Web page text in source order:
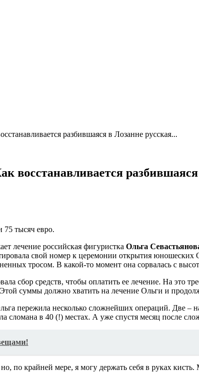
разбившаяся в Лозанне русская...
восстанавливается
75 тысяч евро.
лечение российская фигуристка Ольга
свой номер к церемонии открытия
тросом. В какой-то момент она сорвалась с
сбор средств, чтобы оплатить ее лечение. На это
суммы должно хватить на лечение Ольги и
пережила несколько сложнейших операций. Две –
сломана в 40 (!) местах. А уже спустя месяц после
по крайней мере, я могу держать себя в руках